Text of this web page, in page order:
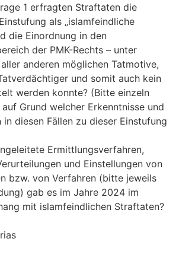
1 erfragten Straftaten die
als „islamfeindliche
die Einordnung in den
der PMK-Rechts – unter
anderen möglichen Tatmotive,
und somit auch kein
werden konnte? (Bitte einzeln
Grund welcher Erkenntnisse und
in diesen Fällen zu dieser Einstufung
Ermittlungsverfahren,
und Einstellungen von
bzw. von Verfahren (bitte jeweils
gab es im Jahre 2024 im
mit islamfeindlichen Straftaten?